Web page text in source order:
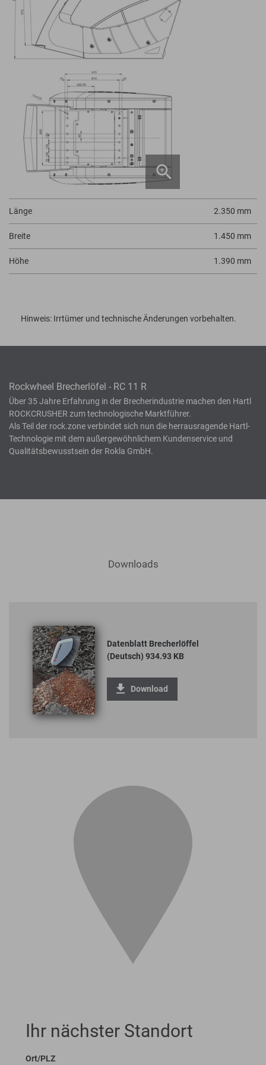
Länge 2.350 mm
Breite 1.450 mm
Höhe 1.390 mm
Hinweis: Irrtümer und technische Änderungen vorbehalten.
Rockwheel Brecherlöfel - RC 11 R
Über 35 Jahre Erfahrung in der Brecherindustrie machen den Hartl
ROCKCRUSHER zum technologische Marktführer.
Als Teil der rock.zone verbindet sich nun die herrausragende Hartl-
Technologie mit dem außergewöhnlichem Kundenservice und
Qualitätsbewusstsein der Rokla GmbH.
Downloads
Datenblatt Brecherlöffel
(Deutsch) 934.93 KB
Download
Ihr nächster Standort
Ort/PLZ